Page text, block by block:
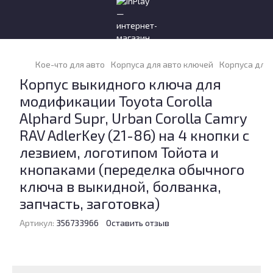
Кое-что для авто Корпуса для авто ключей Корпуса для
Корпус выкидного ключа для
модификации Toyota Corolla
Alphard Supr, Urban Corolla Camry
RAV AdlerKey (21-86) на 4 кнопки с
лезвием, логотипом Тойота и
кнопаками (переделка обычного
ключа в выкидной, болванка,
запчасть, заготовка)
Артикул: 356733966 Оставить отзыв